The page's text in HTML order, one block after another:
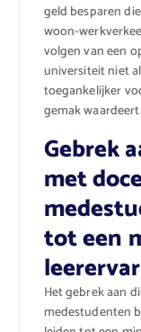
geld besparen
woon-
volgen van een
universiteit niet
toegankelijker
gemak waardeert.
Gebrek
met
tot een
Het gebrek aan
medestudenten